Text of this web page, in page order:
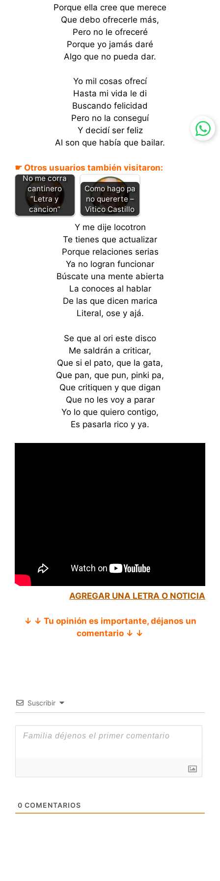
Porque ella cree que merece
Que debo ofrecerle más,
Pero no le ofreceré
Porque yo jamás daré
Algo que no pueda dar.
Yo mil cosas ofrecí
Hasta mi vida le di
Buscando felicidad
Pero no la conseguí
Y decidí ser feliz
Al son que había que bailar.
☛ Otros usuarios también visitaron:
No me corra
cantinero
“Letra y
cancion”
Como hago pa
no quererte –
Vitico Castillo
Y me dije locotron
Te tienes que actualizar
Porque relaciones serias
Ya no logran funcionar
Búscate una mente abierta
La conoces al hablar
De las que dicen marica
Literal, ose y ajá.
Se que al ori este disco
Me saldrán a criticar,
Que si el pato, que la gata,
Que pan, que pun, pinki pa,
Que critiquen y que digan
Que no les voy a parar
Yo lo que quiero contigo,
Es pasarla rico y ya.
AGREGAR UNA LETRA O NOTICIA
↓ ↓ Tu opinión es importante, déjanos un
comentario ↓ ↓
Suscribir
0 COMENTARIOS